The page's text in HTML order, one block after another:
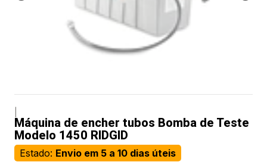
Máquina de encher tubos Bomba de Teste
Modelo 1450 RIDGID
Estado: Envio em 5 a 10 dias úteis